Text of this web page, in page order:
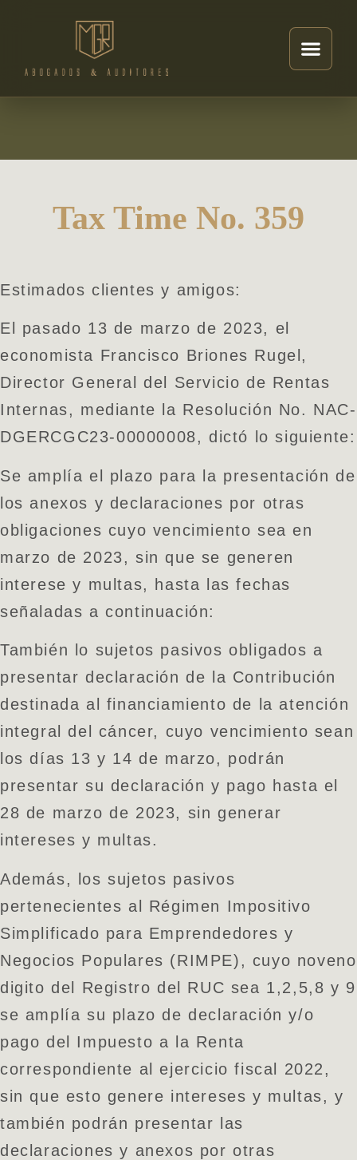
Tax Time No. 359
Estimados clientes y amigos:
El pasado 13 de marzo de 2023, el
economista Francisco Briones Rugel,
Director General del Servicio de Rentas
Internas, mediante la Resolución No. NAC-
DGERCGC23-00000008, dictó lo siguiente:
Se amplía el plazo para la presentación de
los anexos y declaraciones por otras
obligaciones cuyo vencimiento sea en
marzo de 2023, sin que se generen
interese y multas, hasta las fechas
señaladas a continuación:
También lo sujetos pasivos obligados a
presentar declaración de la Contribución
destinada al financiamiento de la atención
integral del cáncer, cuyo vencimiento sean
los días 13 y 14 de marzo, podrán
presentar su declaración y pago hasta el
28 de marzo de 2023, sin generar
intereses y multas.
Además, los sujetos pasivos
pertenecientes al Régimen Impositivo
Simplificado para Emprendedores y
Negocios Populares (RIMPE), cuyo noveno
digito del Registro del RUC sea 1,2,5,8 y 9
se amplía su plazo de declaración y/o
pago del Impuesto a la Renta
correspondiente al ejercicio fiscal 2022,
sin que esto genere intereses y multas, y
también podrán presentar las
declaraciones y anexos por otras